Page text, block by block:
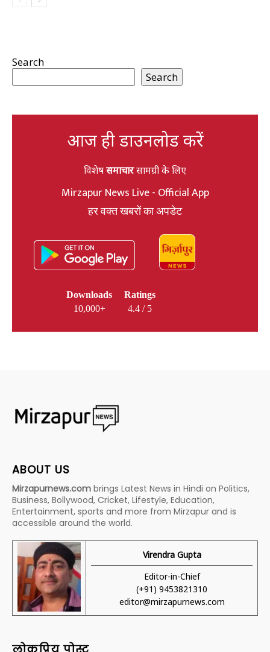
Search
Search
आज ही डाउनलोड करें
विशेषसमाचारसामग्री के लिए
Mirzapur News Live - Official App
हर वक्त खबरों का अपडेट
Downloads
10,000+
Ratings
4.4 / 5
ABOUT US
Mirzapurnews.com brings Latest News in Hindi on Politics,
Business, Bollywood, Cricket, Lifestyle, Education,
Entertainment, sports and more from Mirzapur and is
accessible around the world.
Virendra Gupta
Editor-in-Chief
(+91) 9453821310
editor@mirzapurnews.com